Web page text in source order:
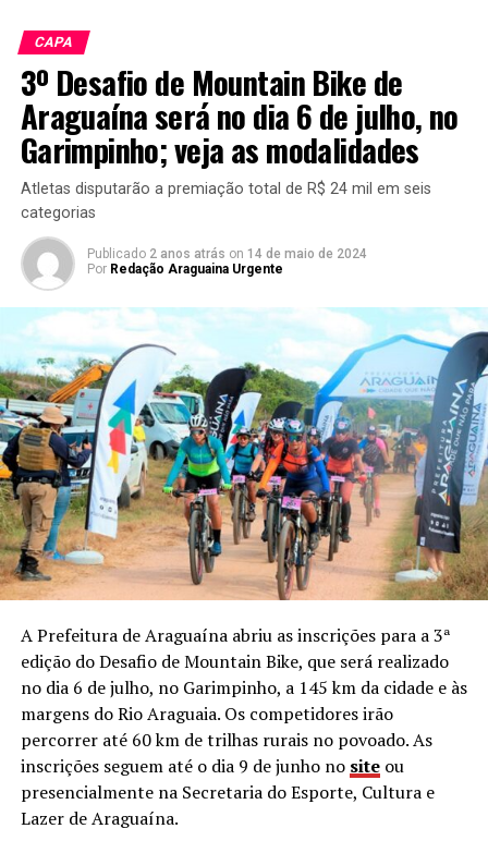
CAPA
3º Desafio de Mountain Bike de
Araguaína será no dia 6 de julho, no
Garimpinho; veja as modalidades
Atletas disputarão a premiação total de R$ 24 mil em seis
categorias
Publicado 2 anos atrás on 14 de maio de 2024
Por Redação Araguaina Urgente
A Prefeitura de Araguaína abriu as inscrições para a 3ª
edição do Desafio de Mountain Bike, que será realizado
no dia 6 de julho, no Garimpinho, a 145 km da cidade e às
margens do Rio Araguaia. Os competidores irão
percorrer até 60 km de trilhas rurais no povoado. As
inscrições seguem até o dia 9 de junho no site ou
presencialmente na Secretaria do Esporte, Cultura e
Lazer de Araguaína.